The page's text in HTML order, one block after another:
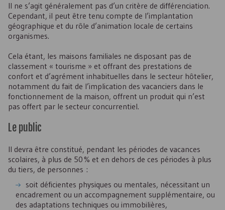
Il ne s’agit généralement pas d’un critère de différenciation.
Cependant, il peut être tenu compte de l’implantation
géographique et du rôle d’animation locale de certains
organismes.
Cela étant, les maisons familiales ne disposant pas de
classement « tourisme » et offrant des prestations de
confort et d’agrément inhabituelles dans le secteur hôtelier,
notamment du fait de l’implication des vacanciers dans le
fonctionnement de la maison, offrent un produit qui n’est
pas offert par le secteur concurrentiel.
Le public
Il devra être constitué, pendant les périodes de vacances
scolaires, à plus de 50 % et en dehors de ces périodes à plus
du tiers, de personnes :
soit déficientes physiques ou mentales, nécessitant un
encadrement ou un accompagnement supplémentaire, ou
des adaptations techniques ou immobilières,